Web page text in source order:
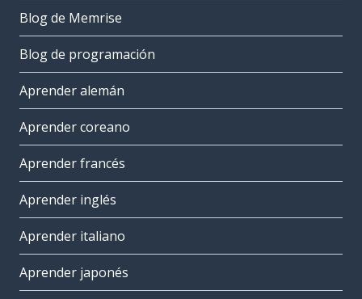
Blog de Memrise
Blog de programación
Aprender alemán
Aprender coreano
Aprender francés
Aprender inglés
Aprender italiano
Aprender japonés